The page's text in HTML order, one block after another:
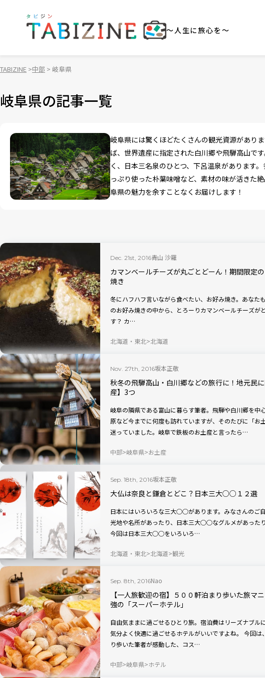
～人生に旅心を～
TABIZINE 中部 岐阜県
岐阜県の記事一覧
岐阜県には驚くほどたくさんの観光資源があり
ば、世界遺産に指定された白川郷や飛騨高山で
く、日本三名泉のひとつ、下呂温泉があります
っぷり使った朴葉味噌など、素材の味が活きた
阜県の魅力を余すことなくお届けします！
Dec. 21st, 2016青山 沙羅
カマンベールチーズが丸ごとどーん！期間限定
焼き
冬にハフハフ言いながら食べたい、お好み焼き。あなたも
のお好み焼きの中から、とろーりカマンベールチーズが
す？ カ…
北海道・東北 北海道
Nov. 27th, 2016坂本正敬
秋冬の飛騨高山・白川郷などの旅行に！地元民
産】3つ
岐阜の隣県である富山に暮らす筆者。飛騨や白川郷を中
原など今までに何度も訪れていますが、そのたびに「お
迷っていました。岐阜で鉄板のお土産と言ったら…
中部 岐阜県 お土産
Sep. 18th, 2016坂本正敬
大仏は奈良と鎌倉とどこ？日本三大○○１２選
日本にはいろいろな三大○○があります。みなさんの
光地や名所があったり、日本三大○○なグルメがあったりする
今回は日本三大○○をいろいろ…
北海道・東北 北海道 観光
Sep. 8th, 2016Nao
【一人旅歓迎の宿】５００軒泊まり歩いた旅マ
強の「スーパーホテル」
自由気ままに過ごせるひとり旅。宿泊費はリーズナブル
気分よく快適に過ごせるホテルがいいですよね。 今回は、国内外合わせて約500軒泊ま
り歩いた筆者が感動した、コス…
中部 岐阜県 ホテル